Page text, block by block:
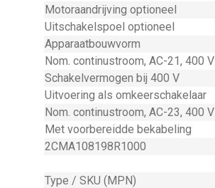
Motoraandrijving optioneel
Uitschakelspoel optioneel
Apparaatbouwvorm
Nom. continustroom, AC-21, 400 V
Schakelvermogen bij 400 V
Uitvoering als omkeerschakelaar
Nom. continustroom, AC-23, 400 V
Met voorbereidde bekabeling
2CMA108198R1000
Type / SKU (MPN)